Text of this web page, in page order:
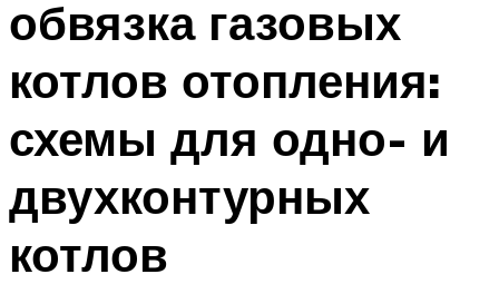
КРЫША
ВЕНТИЛЯЦИЯ
ТРУБЫ
Меню
обвязка газовых
котлов отопления:
схемы для одно- и
двухконтурных
котлов